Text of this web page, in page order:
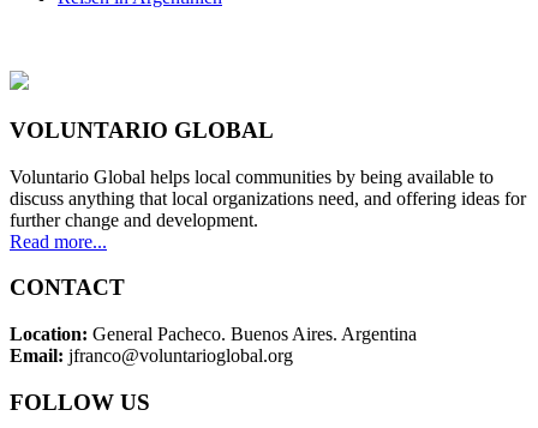
VOLUNTARIO GLOBAL
Voluntario Global helps local communities by being available to
discuss anything that local organizations need, and offering ideas for
further change and development.
Read more...
CONTACT
Location: General Pacheco. Buenos Aires. Argentina
Email: jfranco@voluntarioglobal.org
FOLLOW US